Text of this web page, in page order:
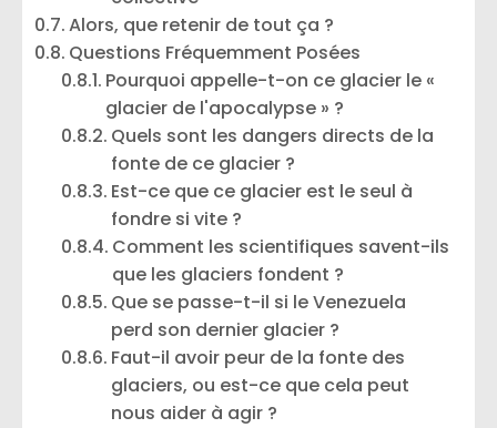
Alors, que retenir de tout ça ?
Questions Fréquemment Posées
Pourquoi appelle-t-on ce glacier le «
glacier de l'apocalypse » ?
Quels sont les dangers directs de la
fonte de ce glacier ?
Est-ce que ce glacier est le seul à
fondre si vite ?
Comment les scientifiques savent-ils
que les glaciers fondent ?
Que se passe-t-il si le Venezuela
perd son dernier glacier ?
Faut-il avoir peur de la fonte des
glaciers, ou est-ce que cela peut
nous aider à agir ?